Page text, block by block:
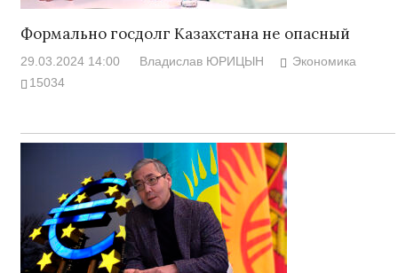
Формально госдолг Казахстана не опасный
29.03.2024 14:00 Владислав ЮРИЦЫН
Экономика
15034